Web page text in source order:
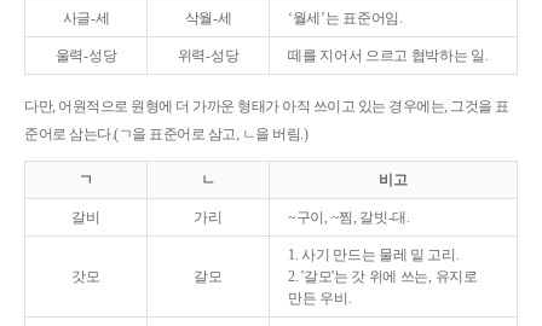
사글-세 삭월-세 ‘월세’는 표준어임.
울력-성당 위력-성당 떼를 지어서 으르고 협박하는 일.
다만, 어원적으로 원형에 더 가까운 형태가 아직 쓰이고 있는 경우에는, 그것을 표
준어로 삼는다.(ㄱ을 표준어로 삼고, ㄴ을 버림.)
ㄱ ㄴ 비고
갈비 가리 ~구이, ~찜, 갈빗-대.
갓모 갈모
1. 사기 만드는 물레 밑 고리.
2. '갈모'는 갓 위에 쓰는, 유지로
만든 우비.